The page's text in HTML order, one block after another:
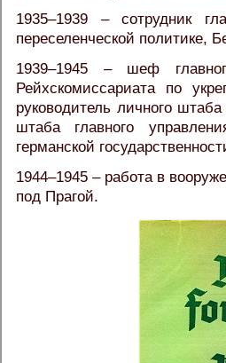
1935–1939 – сотрудник
переселенческой политике,
1939–1945 – шеф
Рейхскомиссариата по
руководитель личного
штаба главного
германской
1944–1945 – работа в
под Прагой.